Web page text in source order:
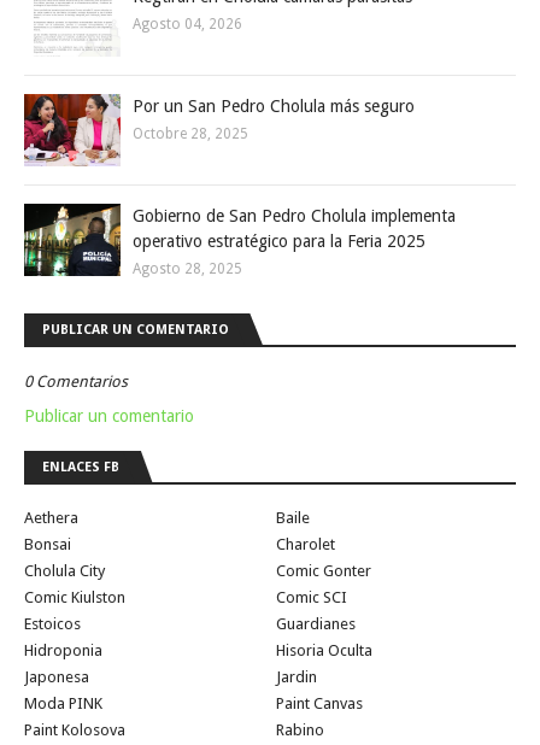
Agosto 04, 2026
Por un San Pedro Cholula más seguro
Octobre 28, 2025
Gobierno de San Pedro Cholula implementa
operativo estratégico para la Feria 2025
Agosto 28, 2025
PUBLICAR UN COMENTARIO
0 Comentarios
Publicar un comentario
ENLACES FB
Aethera
Baile
Bonsai
Charolet
Cholula City
Comic Gonter
Comic Kiulston
Comic SCI
Estoicos
Guardianes
Hidroponia
Hisoria Oculta
Japonesa
Jardin
Moda PINK
Paint Canvas
Paint Kolosova
Rabino